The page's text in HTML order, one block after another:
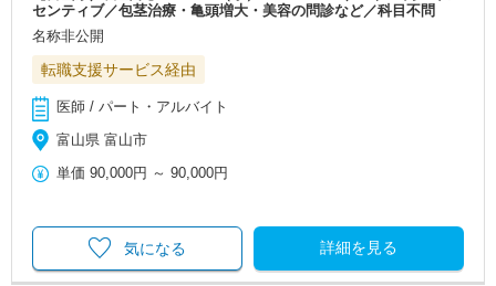
センティブ／包茎治療・亀頭増大・美容の問診など／科目不問
名称非公開
転職支援サービス経由
医師 / パート・アルバイト
富山県 富山市
単価 90,000円 ～90,000円
詳細を見る
気になる